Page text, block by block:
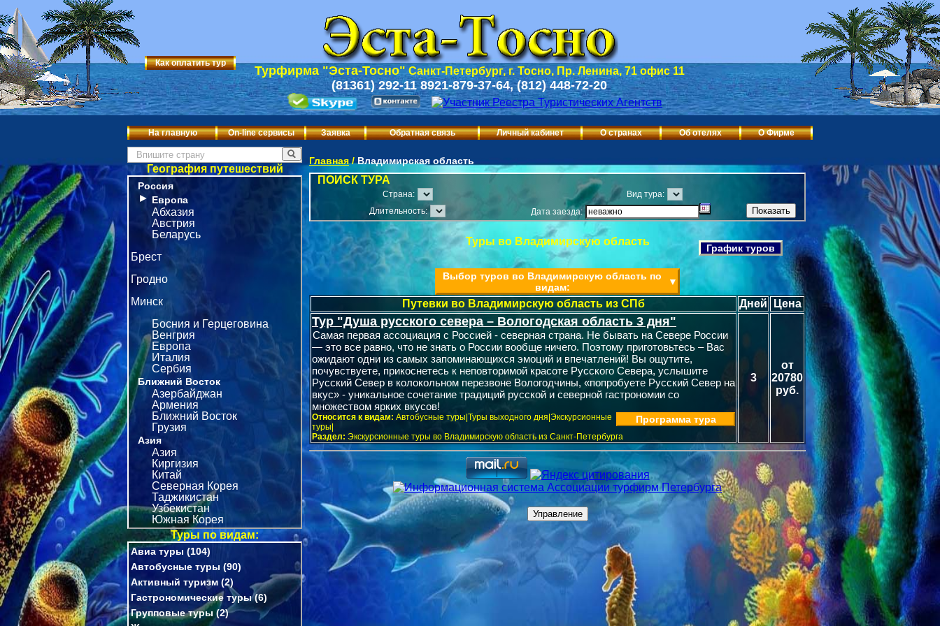
Как оплатить тур
Турфирма "Эста-Тосно" Санкт-Петербург, г. Тосно, Пр. Ленина, 71 офис 11
(81361) 292-11 8921-879-37-64, (812) 448-72-20
На главную On-line сервисы Заявка Обратная связь Личный кабинет О странах Об отелях О Фирме
География путешествий
Россия
► Европа
Абхазия
Австрия
Беларусь
Брест
Гродно
Минск
Босния и Герцеговина
Венгрия
Европа
Италия
Сербия
Ближний Восток
Азербайджан
Армения
Ближний Восток
Грузия
Азия
Азия
Киргизия
Китай
Северная Корея
Таджикистан
Узбекистан
Южная Корея
Туры по видам:
Авиа туры (104)
Автобусные туры (90)
Активный туризм (2)
Гастрономические туры (6)
Групповые туры (2)
Главная/Владимирская область
ПОИСК ТУРА
Страна:
Вид тура:
Длительность:
Дата заезда:
Туры во Владимирскую область
График туров
Выбор туров во Владимирскую область по
видам:
▼
Путевки во Владимирскую область из СПб Дней Цена
Тур "Душа русского севера – Вологодская область 3 дня"
Самая первая ассоциация с Россией - северная страна. Не бывать на Севере России
— это все равно, что не знать о России вообще ничего. Поэтому приготовьтесь – Вас
ожидают одни из самых запоминающихся эмоций и впечатлений! Вы ощутите,
почувствуете, прикоснетесь к неповторимой красоте Русского Севера, услышите
Русский Север в колокольном перезвоне Вологодчины, «попробуете Русский Север на
вкус» - уникальное сочетание традиций русской и северной гастрономии со
множеством ярких вкусов!
Программа тура
Относится к видам: Автобусные туры|Туры выходного дня|Экскурсионные
туры|
Раздел: Экскурсионные туры во Владимирскую область из Санкт-Петербурга
3
от
20780
руб.